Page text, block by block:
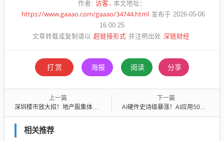
作者: 访客 本文地址：
https://www.gaaao.com/gaaao/34744.html 发布于 2026-05-06
16:00:25
文章转载或复制请以 超链接形式 并注明出处 深链财经
打赏 海报 阅读 分享
上一篇
深圳楼市放大招！地产股集体走高 业绩改善+融资客加仓股名单来了
下一篇
AI硬件史诗级暴涨！AI应用50强出炉（附名单）
相关推荐